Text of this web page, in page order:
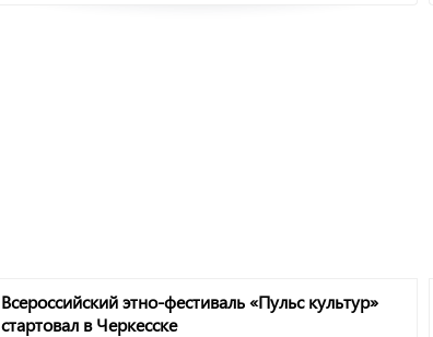
Всероссийский этно-фестиваль «Пульс культур»
стартовал в Черкесске